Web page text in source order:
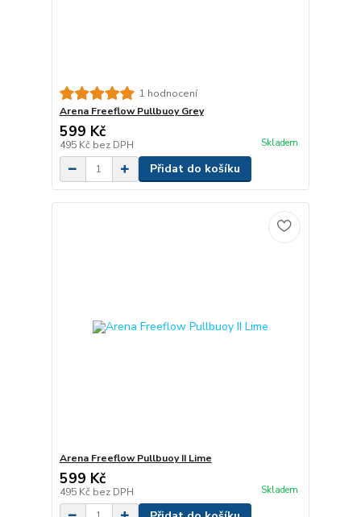
1 hodnocení
Arena Freeflow Pullbuoy Grey
599 Kč
495 Kč bez DPH Skladem
Přidat do košíku
Arena Freeflow Pullbuoy II Lime
599 Kč
495 Kč bez DPH Skladem